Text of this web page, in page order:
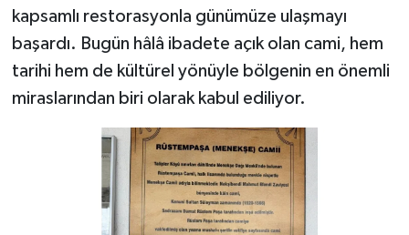
kapsamlı restorasyonla günümüze ulaşmayı
başardı. Bugün hâlâ ibadete açık olan cami, hem
tarihi hem de kültürel yönüyle bölgenin en önemli
miraslarından biri olarak kabul ediliyor.